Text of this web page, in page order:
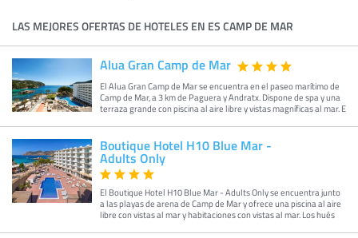
LAS MEJORES OFERTAS DE HOTELES EN ES CAMP DE MAR
Alua Gran Camp de Mar
El Alua Gran Camp de Mar se encuentra en el paseo marítimo de
Camp de Mar, a 3 km de Paguera y Andratx. Dispone de spa y una
terraza grande con piscina al aire libre y vistas magníficas al mar. E
Boutique Hotel H10 Blue Mar -
Adults Only
El Boutique Hotel H10 Blue Mar - Adults Only se encuentra junto
a las playas de arena de Camp de Mar y ofrece una piscina al aire
libre con vistas al mar y habitaciones con vistas al mar. Los hués